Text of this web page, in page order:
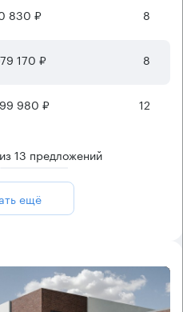
830 ₽ 8
170 ₽ 8
980 ₽ 12
из13 предложений
ещё